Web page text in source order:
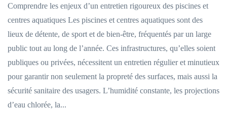
Comprendre les enjeux d’un entretien rigoureux des piscines et
centres aquatiques Les piscines et centres aquatiques sont des
lieux de détente, de sport et de bien-être, fréquentés par un large
public tout au long de l’année. Ces infrastructures, qu’elles soient
publiques ou privées, nécessitent un entretien régulier et minutieux
pour garantir non seulement la propreté des surfaces, mais aussi la
sécurité sanitaire des usagers. L’humidité constante, les projections
d’eau chlorée, la...